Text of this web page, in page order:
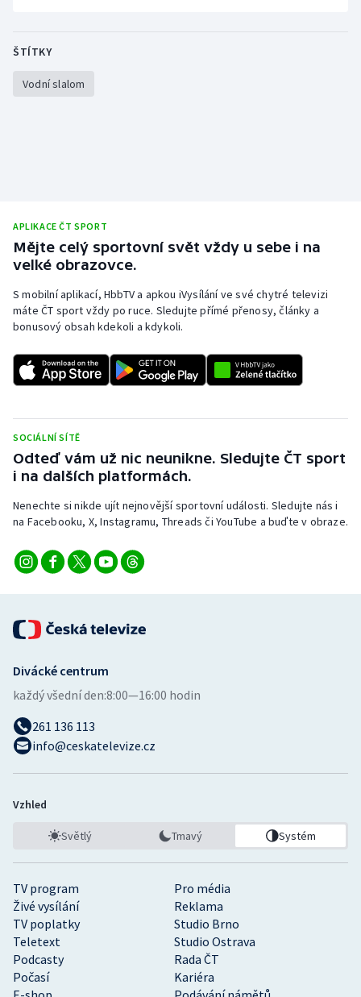
ŠTÍTKY
Vodní slalom
APLIKACE ČT SPORT
Mějte celý sportovní svět vždy u sebe i na
velké obrazovce.
S mobilní aplikací, HbbTV a apkou iVysílání ve své chytré televizi
máte ČT sport vždy po ruce. Sledujte přímé přenosy, články a
bonusový obsah kdekoli a kdykoli.
SOCIÁLNÍ SÍTĚ
Odteď vám už nic neunikne. Sledujte ČT sport
i na dalších platformách.
Nenechte si nikde ujít nejnovější sportovní události. Sledujte nás i
na Facebooku, X, Instagramu, Threads či YouTube a buďte v obraze.
TV program
Pro média
Živé vysílání
Reklama
TV poplatky
Studio Brno
Teletext
Studio Ostrava
Podcasty
Rada ČT
Počasí
Kariéra
Divácké centrum
každý všední den:8:00—16:00 hodin
261 136 113
info@ceskatelevize.cz
Vzhled
Světlý Tmavý Systém